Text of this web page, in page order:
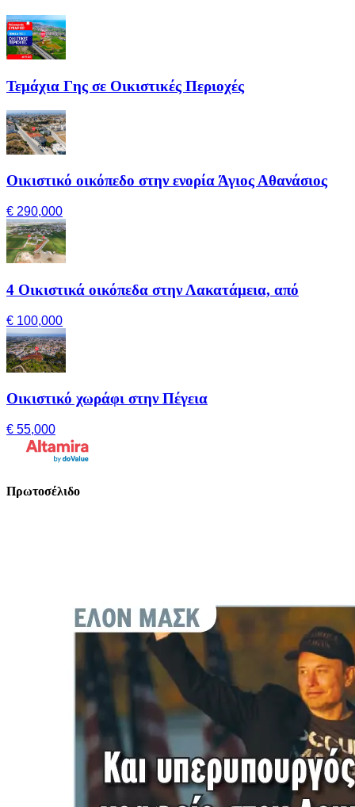
Τεμάχια Γης σε Οικιστικές Περιοχές
Οικιστικό οικόπεδο στην ενορία Άγιος Αθανάσιος
€ 290,000
4 Οικιστικά οικόπεδα στην Λακατάμεια, από
€ 100,000
Οικιστικό χωράφι στην Πέγεια
€ 55,000
Πρωτοσέλιδο